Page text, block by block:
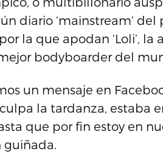
diario ‘mainstream’ del
la que apodan ‘Loli’,
bodyboarder del
un mensaje en
la tardanza, estaba
que por fin estoy en
guiñada.